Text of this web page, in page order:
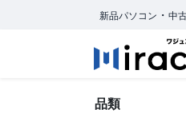
新品パソコン ・ 中
品類